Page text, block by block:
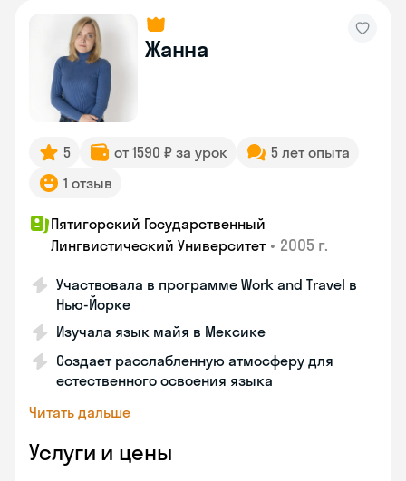
Жанна
5 от 1590 ₽ за урок
5 лет опыта
1 отзыв
Пятигорский Государственный
Лингвистический Университет • 2005 г.
Участвовала в программе Work and Travel в
Нью-Йорке
Изучала язык майя в Мексике
Создает расслабленную атмосферу для
естественного освоения языка
Читать дальше
Услуги и цены